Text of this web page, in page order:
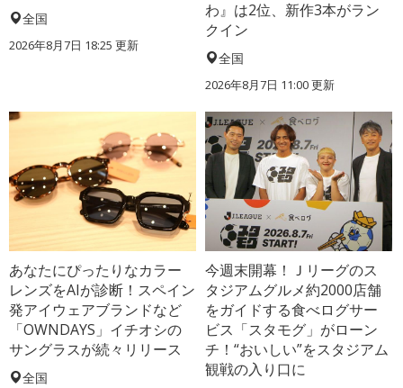
全国
2026年8月7日 18:25 更新
わ』は2位、新作3本がラン
クイン
全国
2026年8月7日 11:00更新
あなたにぴったりなカラー
レンズをAIが診断！スペイン
発アイウェアブランドなど
「OWNDAYS」イチオシの
サングラスが続々リリース
全国
今週末開幕！Ｊリーグのス
タジアムグルメ約2000店舗
をガイドする食べログサー
ビス「スタモグ」がローン
チ！“おいしい”をスタジアム
観戦の入り口に